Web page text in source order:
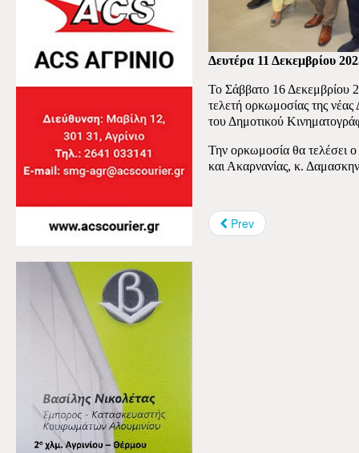
Δευτέρα 11 Δεκεμβρίου
Το Σάββατο 16 Δεκεμβρίου
τελετή ορκωμοσίας της
του Δημοτικού
Την ορκωμοσία θα τελέσει
και Ακαρνανίας, κ.
Prev